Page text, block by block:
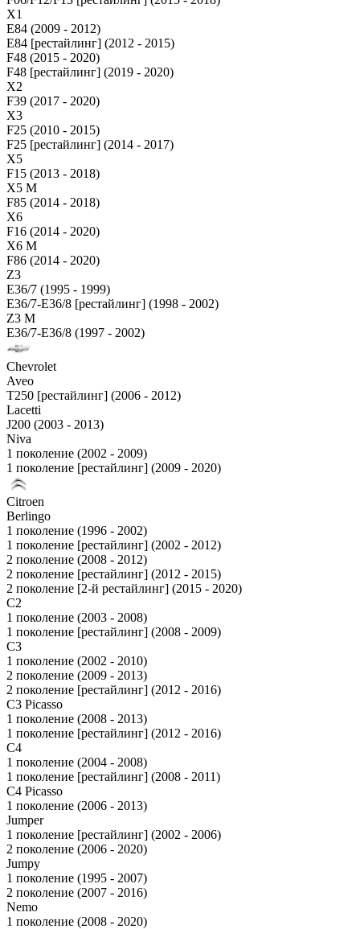
X1
E84 (2009 - 2012)
E84 [рестайлинг] (2012 - 2015)
F48 (2015 - 2020)
F48 [рестайлинг] (2019 - 2020)
X2
F39 (2017 - 2020)
X3
F25 (2010 - 2015)
F25 [рестайлинг] (2014 - 2017)
X5
F15 (2013 - 2018)
X5 M
F85 (2014 - 2018)
X6
F16 (2014 - 2020)
X6 M
F86 (2014 - 2020)
Z3
E36/7 (1995 - 1999)
E36/7-E36/8 [рестайлинг] (1998 - 2002)
Z3 M
E36/7-E36/8 (1997 - 2002)
Chevrolet
Aveo
T250 [рестайлинг] (2006 - 2012)
Lacetti
J200 (2003 - 2013)
Niva
1 поколение (2002 - 2009)
1 поколение [рестайлинг] (2009 - 2020)
Citroen
Berlingo
1 поколение (1996 - 2002)
1 поколение [рестайлинг] (2002 - 2012)
2 поколение (2008 - 2012)
2 поколение [рестайлинг] (2012 - 2015)
2 поколение [2-й рестайлинг] (2015 - 2020)
C2
1 поколение (2003 - 2008)
1 поколение [рестайлинг] (2008 - 2009)
C3
1 поколение (2002 - 2010)
2 поколение (2009 - 2013)
2 поколение [рестайлинг] (2012 - 2016)
C3 Picasso
1 поколение (2008 - 2013)
1 поколение [рестайлинг] (2012 - 2016)
C4
1 поколение (2004 - 2008)
1 поколение [рестайлинг] (2008 - 2011)
C4 Picasso
1 поколение (2006 - 2013)
Jumper
1 поколение [рестайлинг] (2002 - 2006)
2 поколение (2006 - 2020)
Jumpy
1 поколение (1995 - 2007)
2 поколение (2007 - 2016)
Nemo
1 поколение (2008 - 2020)